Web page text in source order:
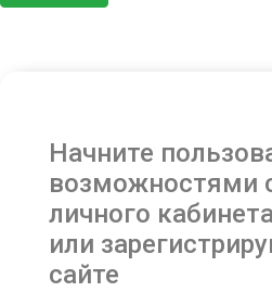
Начните
возможностями
личного
или
сайте